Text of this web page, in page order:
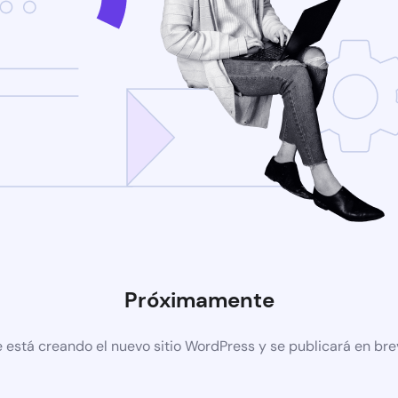
Próximamente
está creando el nuevo sitio WordPress y se publicará en